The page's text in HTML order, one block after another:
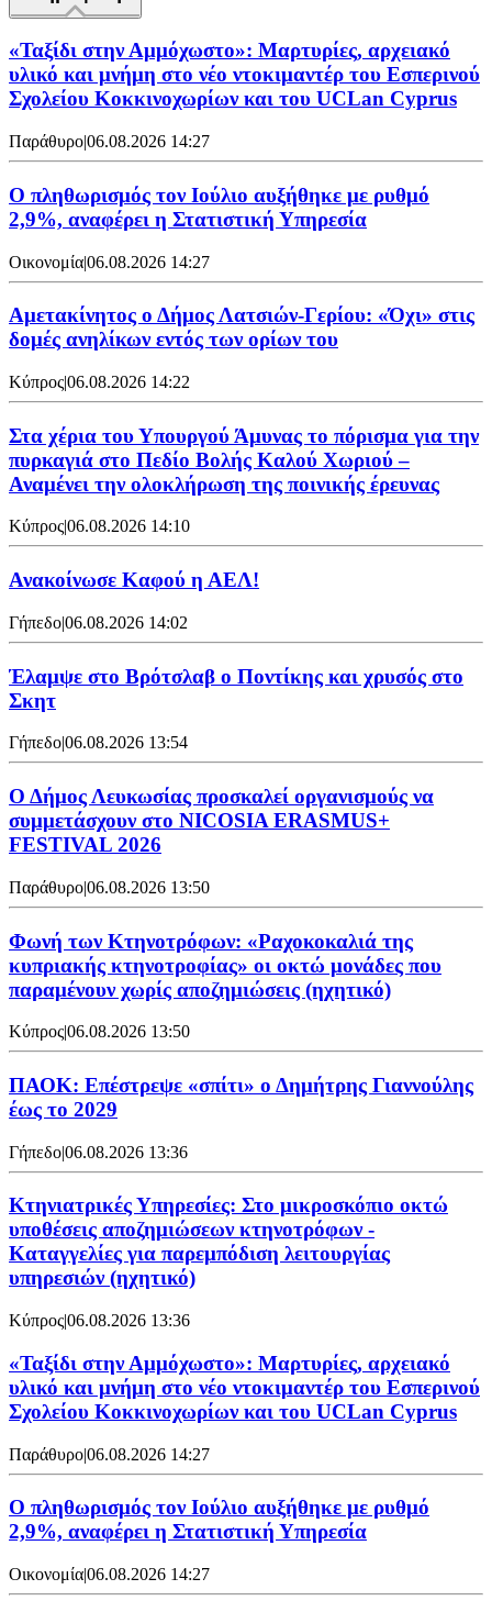
«Ταξίδι στην Αμμόχωστο»: Μαρτυρίες, αρχειακό
υλικό και μνήμη στο νέο ντοκιμαντέρ του Εσπερινού
Σχολείου Κοκκινοχωρίων και του UCLan Cyprus
Παράθυρο|06.08.2026 14:27
Ο πληθωρισμός τον Ιούλιο αυξήθηκε με ρυθμό
2,9%, αναφέρει η Στατιστική Υπηρεσία
Οικονομία|06.08.2026 14:27
Αμετακίνητος ο Δήμος Λατσιών-Γερίου: «Όχι» στις
δομές ανηλίκων εντός των ορίων του
Κύπρος|06.08.2026 14:22
Στα χέρια του Υπουργού Άμυνας το πόρισμα για την
πυρκαγιά στο Πεδίο Βολής Καλού Χωριού –
Αναμένει την ολοκλήρωση της ποινικής έρευνας
Κύπρος06.08.2026 14:10
Ανακοίνωσε Καφού η ΑΕΛ!
Γήπεδο|06.08.2026 14:02
Έλαμψε στο Βρότσλαβ ο Ποντίκης και χρυσός στο
Σκητ
Γήπεδο|06.08.2026 13:54
Ο Δήμος Λευκωσίας προσκαλεί οργανισμούς να
συμμετάσχουν στο NICOSIA ERASMUS+
FESTIVAL 2026
Παράθυρο|06.08.2026 13:50
Φωνή των Κτηνοτρόφων: «Ραχοκοκαλιά της
κυπριακής κτηνοτροφίας» οι οκτώ μονάδες που
παραμένουν χωρίς αποζημιώσεις (ηχητικό)
Κύπρος|06.08.2026 13:50
ΠΑΟΚ: Επέστρεψε «σπίτι» ο Δημήτρης Γιαννούλης
έως το 2029
Γήπεδο|06.08.2026 13:36
Κτηνιατρικές Υπηρεσίες: Στο μικροσκόπιο οκτώ
υποθέσεις αποζημιώσεων κτηνοτρόφων -
Καταγγελίες για παρεμπόδιση λειτουργίας
υπηρεσιών (ηχητικό)
Κύπρος|06.08.2026 13:36
«Ταξίδι στην Αμμόχωστο»: Μαρτυρίες, αρχειακό
υλικό και μνήμη στο νέο ντοκιμαντέρ του Εσπερινού
Σχολείου Κοκκινοχωρίων και του UCLan Cyprus
Παράθυρο|06.08.2026 14:27
Ο πληθωρισμός τον Ιούλιο αυξήθηκε με ρυθμό
2,9%, αναφέρει η Στατιστική Υπηρεσία
Οικονομία|06.08.2026 14:27